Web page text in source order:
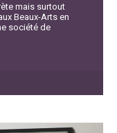
mais surtout
Beaux-Arts en
société de